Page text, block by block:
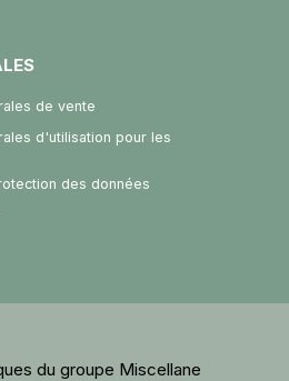
de vente
d'utilisation pour les
des données
du groupe Miscellane